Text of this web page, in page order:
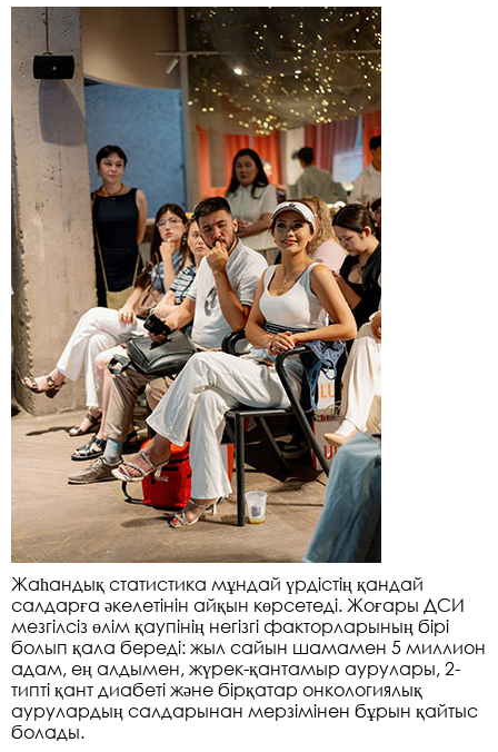
Жаһандық статистика мұндай үрдістің қандай
салдарға әкелетінін айқын көрсетеді. Жоғары ДСИ
мезгілсіз өлім қаупінің негізгі факторларының бірі
болып қала береді: жыл сайын шамамен 5 миллион
адам, ең алдымен, жүрек-қантамыр аурулары, 2-
типті қант диабеті және бірқатар онкологиялық
аурулардың салдарынан мерзімінен бұрын қайтыс
болады.